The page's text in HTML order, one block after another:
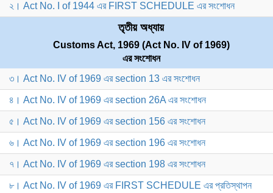
২। Act No. I of 1944 এর FIRST SCHEDULE এর সংশোধন
তৃতীয় অধ্যায়
Customs Act, 1969 (Act No. IV of 1969)
এর সংশোধন
৩। Act No. IV of 1969 এর section 13 এর সংশোধন
৪। Act No. IV of 1969 এর section 26A এর সংশোধন
৫। Act No. IV of 1969 এর section 156 এর সংশোধন
৬। Act No. IV of 1969 এর section 196 এর সংশোধন
৭। Act No. IV of 1969 এর section 198 এর সংশোধন
৮। Act No. IV of 1969 এর FIRST SCHEDULE এর প্রতিস্থাপন